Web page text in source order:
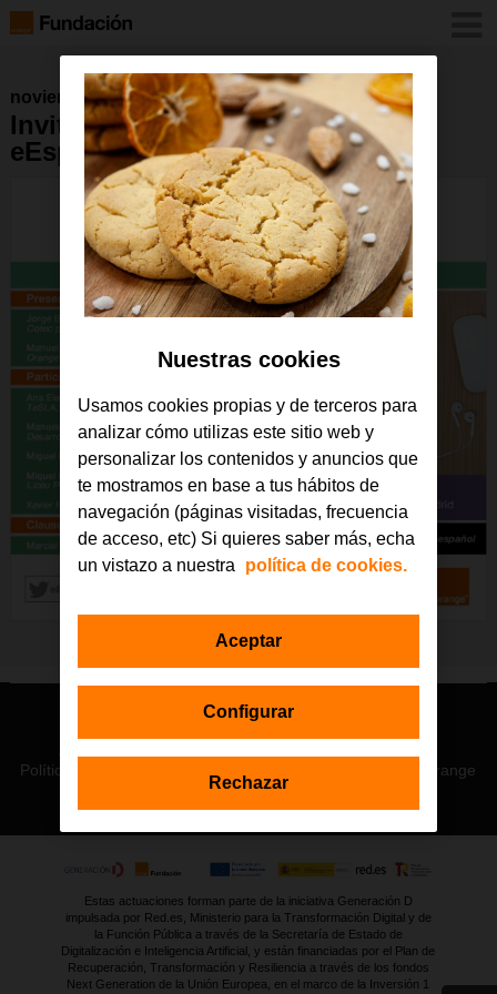
noviembre 2016
Invitación acto de presentación
eEspaña Educación
© Orange 2026
Accesibilidad
Política de privacidad
Orange
Estas actuaciones forman parte de la iniciativa Generación D
impulsada por Red.es, Ministerio para la Transformación Digital y de
la Función Pública a través de la Secretaría de Estado de
Digitalización e Inteligencia Artificial, y están financiadas por el Plan de
Recuperación, Transformación y Resiliencia a través de los fondos
Next Generation de la Unión Europea, en el marco de la Inversión 1
Nuestras cookies
Usamos cookies propias y de terceros para
analizar cómo utilizas este sitio web y
personalizar los contenidos y anuncios que
te mostramos en base a tus hábitos de
navegación (páginas visitadas, frecuencia
de acceso, etc) Si quieres saber más, echa
un vistazo a nuestra
política de cookies.
Configurar
Rechazar
Aceptar